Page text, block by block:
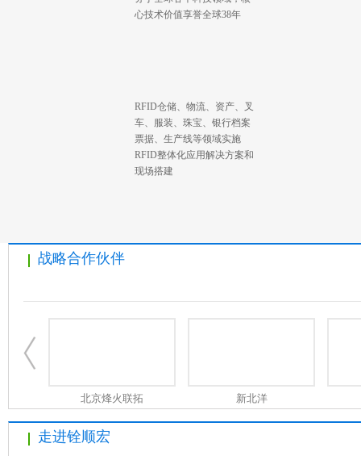
心技术价值享誉全球38年
RFID仓储、物流、资产、叉
车、服装、珠宝、银行档案
票据、生产线等领域实施
RFID整体化应用解决方案和
现场搭建
战略合作伙伴
北京烽火联拓 新北洋
走进铨顺宏